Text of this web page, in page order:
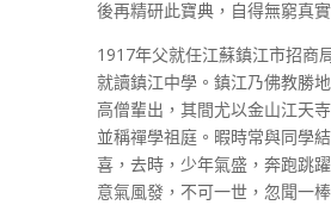
後再精研此寶典，自得無窮真
1917年父就任江蘇鎮江市招商
就讀鎮江中學。鎮江乃佛教勝
高僧輩出，其間尤以金山江天
並稱禪學祖庭。暇時常與同學
喜，去時，少年氣盛，奔跑跳
意氣風發，不可一世，忽聞一